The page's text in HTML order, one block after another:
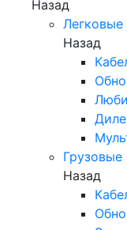
Назад
Назад
Назад